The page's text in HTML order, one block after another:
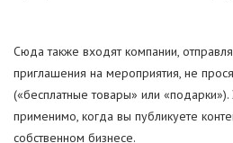
Сюда также входят компании,
приглашения на мероприятия, не
(«бесплатные товары» или «подарки»).
применимо, когда вы публикуете
собственном бизнесе.